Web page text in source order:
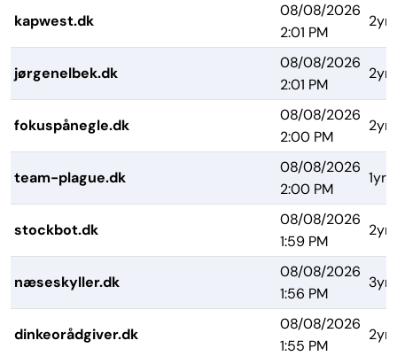
kapwest.dk
08/08/2026
2:01 PM
2yrs
jørgenelbek.dk
08/08/2026
2:01 PM
2yrs
fokuspånegle.dk
08/08/2026
2:00 PM
2yrs
team-plague.dk
08/08/2026
2:00 PM
1yr
stockbot.dk
08/08/2026
1:59 PM
2yrs
næseskyller.dk
08/08/2026
1:56 PM
3yrs
dinkeorådgiver.dk
08/08/2026
1:55 PM
2yrs